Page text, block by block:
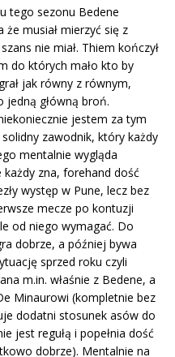
tego sezonu Bedene
że musiał mierzyć się z
nie miał. Thiem kończył
do których mało kto by
jak równy z równym,
jedną główną broń.
jestem za tym
zawodnik, który każdy
mentalnie wygląda
każdy zna, forehand dość
występ w Pune, lecz bez
mecze po kontuzji
od niego wymagać. Do
dobrze, a później bywa
sprzed roku czyli
m.in. właśnie z Bedene, a
Minaurowi (kompletnie bez
dodatni stosunek asów do
jest regułą i popełnia dość
dobrze). Mentalnie na